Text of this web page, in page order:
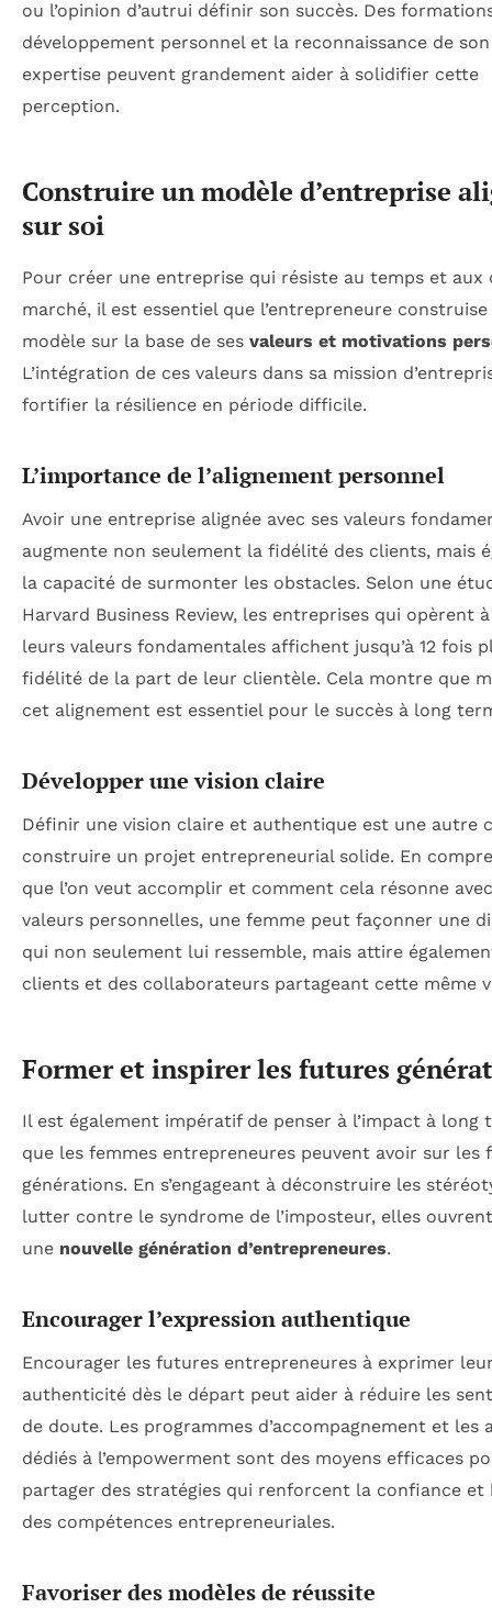
ou l’opinion d’autrui définir son succès. Des
développement personnel et la reconnaissance de son
expertise peuvent grandement aider à solidifier cette
perception.
Construire un modèle d’entreprise
sur soi
Pour créer une entreprise qui résiste au temps et aux
marché, il est essentiel que l’entrepreneure construise
modèle sur la base de ses valeurs et motivations
L’intégration de ces valeurs dans sa mission
fortifier la résilience en période difficile.
L’importance de l’alignement personnel
Avoir une entreprise alignée avec ses valeurs
augmente non seulement la fidélité des clients, mais
la capacité de surmonter les obstacles. Selon une
Harvard Business Review, les entreprises qui opèrent
leurs valeurs fondamentales affichent jusqu’à 12 fois
fidélité de la part de leur clientèle. Cela montre que
cet alignement est essentiel pour le succès à long
Développer une vision claire
Définir une vision claire et authentique est une autre
construire un projet entrepreneurial solide. En
que l’on veut accomplir et comment cela résonne
valeurs personnelles, une femme peut façonner une
qui non seulement lui ressemble, mais attire
clients et des collaborateurs partageant cette même
Former et inspirer les futures
Il est également impératif de penser à l’impact à long
que les femmes entrepreneures peuvent avoir sur les
générations. En s’engageant à déconstruire les
lutter contre le syndrome de l’imposteur, elles
une nouvelle génération d’entrepreneures.
Encourager l’expression authentique
Encourager les futures entrepreneures à exprimer
authenticité dès le départ peut aider à réduire les
de doute. Les programmes d’accompagnement et les
dédiés à l’empowerment sont des moyens efficaces
partager des stratégies qui renforcent la confiance et
des compétences entrepreneuriales.
Favoriser des modèles de réussite